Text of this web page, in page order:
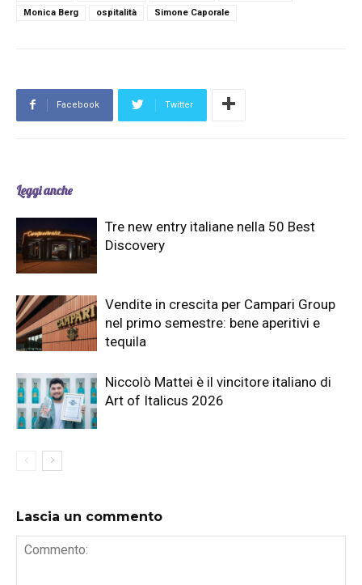
Monica Berg
ospitalità Simone Caporale
Facebook Twitter
Leggi anche
Tre new entry italiane nella 50 Best
Discovery
Vendite in crescita per Campari Group
nel primo semestre: bene aperitivi e
tequila
Niccolò Mattei è il vincitore italiano di
Art of Italicus 2026
Lascia un commento